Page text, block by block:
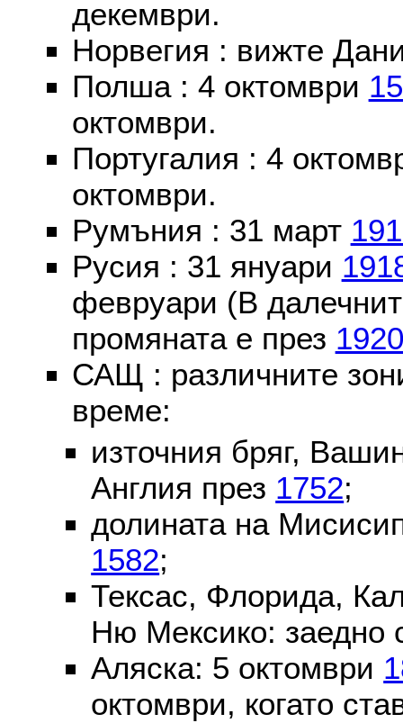
декември.
Норвегия : вижте
Полша : 4 октомври
октомври.
Португалия : 4
октомври.
Румъния : 31 март
Русия : 31 януари
февруари (В
промяната е през 1920
САЩ : различните
време:
източния бряг,
Англия през 1752;
долината на
1582;
Тексас, Флорида,
Ню Мексико: заедно
Аляска: 5 октомври
октомври, когато